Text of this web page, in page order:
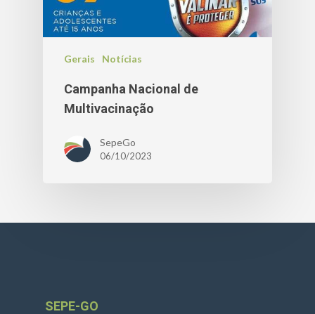
Gerais Notícias
Campanha Nacional de
Multivacinação
SepeGo
06/10/2023
SEPE-GO